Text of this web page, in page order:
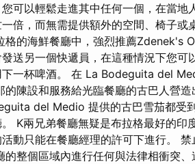
可以輕鬆走進其中任何一個，在當地
倍，而無需提供額外的空間、椅子或
格的海鮮餐廳中，強烈推薦Zdenek's
送另一個快遞員，在這種情況下您
一杯啤酒。 在 La Bodeguita del
陳設和服務給光臨餐廳的古巴人營造
del Medio 提供的古巴雪茄都受
K兩兄弟餐廳無疑是布拉格最好的印
動只能在餐廳經理的許可下進行。
整個區域內進行任何與法律相衝突